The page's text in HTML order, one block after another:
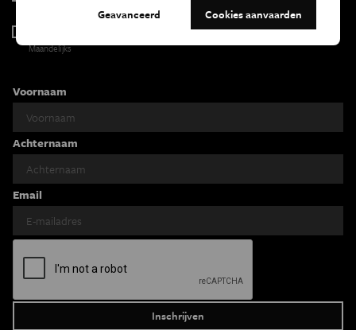
Maandelijks
Voornaam
Achternaam
Email
Geavanceerd Cookies aanvaarden